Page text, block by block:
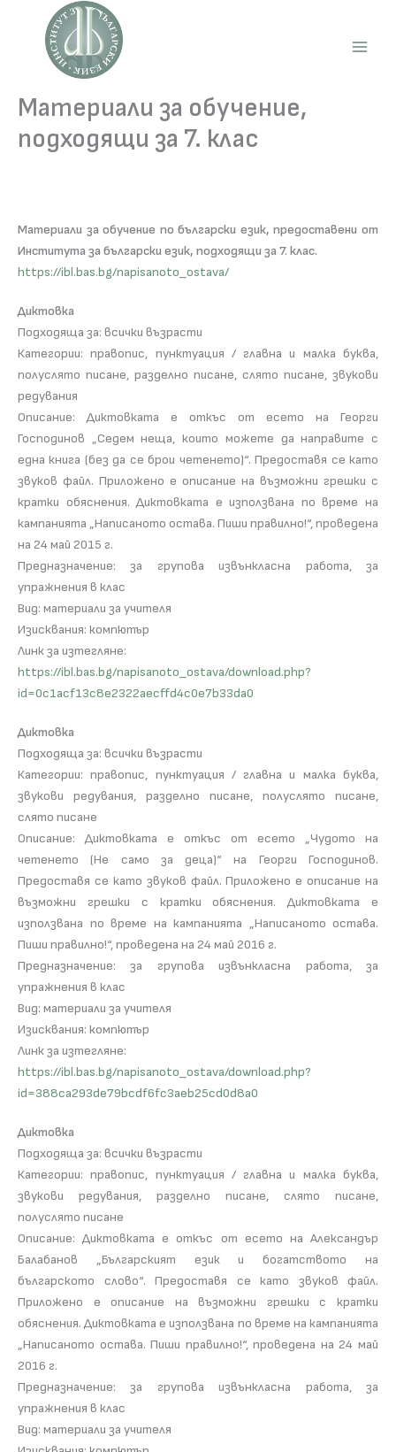
content
Материали за обучение,
подходящи за 7. клас
Материали за обучение по български език, предоставени от
Института за български език, подходящи за 7. клас.
https://ibl.bas.bg/napisanoto_ostava/
Диктовка
Подходяща за: всички възрасти
Категории: правопис, пунктуация / главна и малка буква,
полуслято писане, разделно писане, слято писане, звукови
редувания
Описание: Диктовката е откъс от есето на Георги
Господинов „Седем неща, които можете да направите с
една книга (без да се брои четенето)“. Предоставя се като
звуков файл. Прилoжено e описание на възможни грешки с
кратки обяснения. Диктовката е използвана по време на
кампанията „Написаното остава. Пиши правилно!“, проведена
на 24 май 2015 г.
Предназначение: за групова извънкласна работа, за
упражнения в клас
Вид: материали за учителя
Изисквания: компютър
Линк за изтегляне:
https://ibl.bas.bg/napisanoto_ostava/download.php?
id=0c1acf13c8e2322aecffd4c0e7b33da0
Диктовка
Подходяща за: всички възрасти
Категории: правопис, пунктуация / главна и малка буква,
звукови редувания, разделно писане, полуслято писане,
слято писане
Описание: Диктовката е откъс от есето „Чудото на
четенето (Не само за деца)“ на Георги Господинов.
Предоставя се като звуков файл. Прилoжено e описание на
възможни грешки с кратки обяснения. Диктовката е
използвана по време на кампанията „Написаното остава.
Пиши правилно!“, проведена на 24 май 2016 г.
Предназначение: за групова извънкласна работа, за
упражнения в клас
Вид: материали за учителя
Изисквания: компютър
Линк за изтегляне:
https://ibl.bas.bg/napisanoto_ostava/download.php?
id=388ca293de79bcdf6fc3aeb25cd0d8a0
Диктовка
Подходяща за: всички възрасти
Категории: правопис, пунктуация / главна и малка буква,
звукови редувания, разделно писане, слято писане,
полуслято писане
Описание: Диктовката е откъс от есето на Александър
Балабанов „Българският език и богатството на
българското слово“. Предоставя се като звуков файл.
Прилoжено e описание на възможни грешки с кратки
обяснения. Диктовката е използвана по време на кампанията
„Написаното остава. Пиши правилно!“, проведена на 24 май
2016 г.
Предназначение: за групова извънкласна работа, за
упражнения в клас
Вид: материали за учителя